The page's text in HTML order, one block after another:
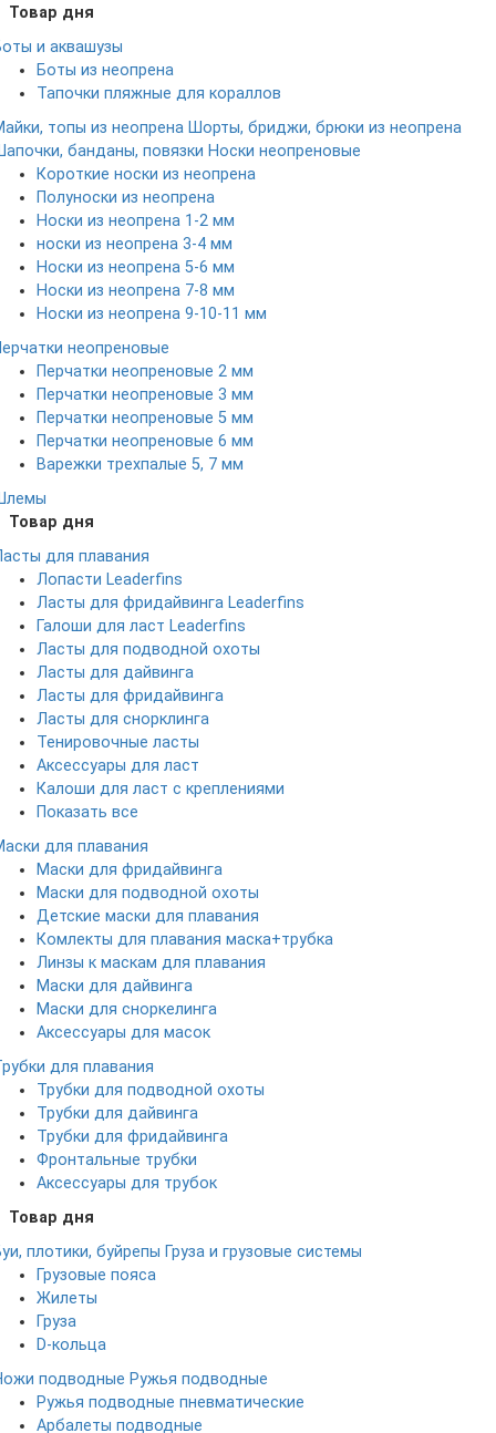
Товар дня
и аквашузы
Боты из неопрена
Тапочки пляжные для кораллов
топы из неопрена Шорты, бриджи, брюки из неопрена
банданы, повязки Носки неопреновые
Короткие носки из неопрена
Полуноски из неопрена
Носки из неопрена 1-2 мм
носки из неопрена 3-4 мм
Носки из неопрена 5-6 мм
Носки из неопрена 7-8 мм
Носки из неопрена 9-10-11 мм
неопреновые
Перчатки неопреновые 2 мм
Перчатки неопреновые 3 мм
Перчатки неопреновые 5 мм
Перчатки неопреновые 6 мм
Варежки трехпалые 5, 7 мм
Товар дня
для плавания
Лопасти Leaderfins
Ласты для фридайвинга Leaderfins
Галоши для ласт Leaderfins
Ласты для подводной охоты
Ласты для дайвинга
Ласты для фридайвинга
Ласты для снорклинга
Тенировочные ласты
Аксессуары для ласт
Калоши для ласт с креплениями
Показать все
для плавания
Маски для фридайвинга
Маски для подводной охоты
Детские маски для плавания
Комлекты для плавания маска+трубка
Линзы к маскам для плавания
Маски для дайвинга
Маски для сноркелинга
Аксессуары для масок
для плавания
Трубки для подводной охоты
Трубки для дайвинга
Трубки для фридайвинга
Фронтальные трубки
Аксессуары для трубок
Товар дня
плотики, буйрепы Груза и грузовые системы
Грузовые пояса
Жилеты
Груза
D-кольца
подводные Ружья подводные
Ружья подводные пневматические
Арбалеты подводные